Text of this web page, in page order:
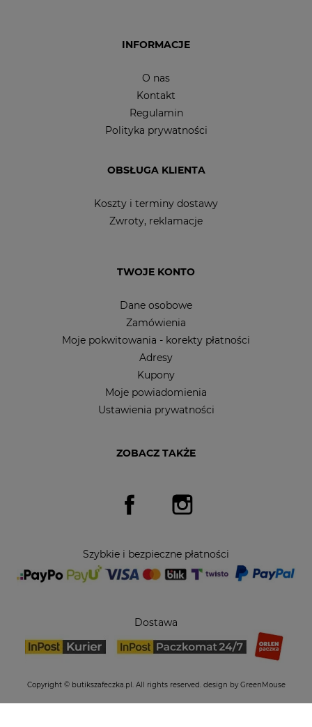
INFORMACJE
O nas
Kontakt
Regulamin
Polityka prywatności
OBSŁUGA KLIENTA
Koszty i terminy dostawy
Zwroty, reklamacje
TWOJE KONTO
Dane osobowe
Zamówienia
Moje pokwitowania - korekty płatności
Adresy
Kupony
Moje powiadomienia
Ustawienia prywatności
ZOBACZ TAKŻE
Facebook
Szybkie i bezpieczne płatności
Dostawa
Copyright © butikszafeczka.pl. All rights reserved. design by GreenMouse